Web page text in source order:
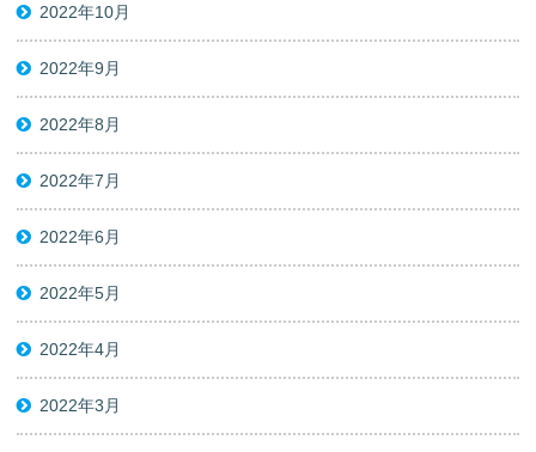
2022年10月
2022年9月
2022年8月
2022年7月
2022年6月
2022年5月
2022年4月
2022年3月